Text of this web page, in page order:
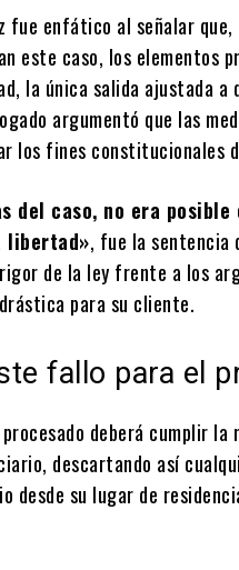
fue enfático al señalar
este caso, los elementos
la única salida ajustada a
argumentó que las
los fines constitucionales
del caso, no era
libertad», fue la sentencia
de la ley frente a los
para su cliente.
fallo para el
deberá cumplir la
descartando así
su lugar de